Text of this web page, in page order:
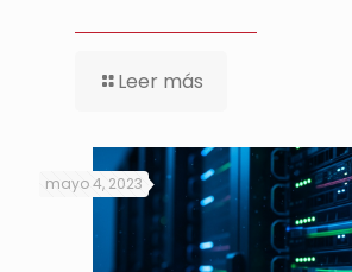
Leer más
mayo 4, 2023